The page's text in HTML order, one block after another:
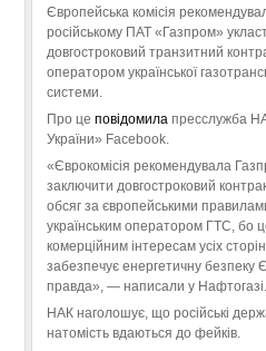
Європейська комісія
російському ПАТ «Газпром»
довгостроковий транзитний
оператором української
системи.
Про це повідомила пресслужба
України» Facebook.
«Єврокомісія рекомендувала
заключити довгостроковий
обсяг за європейськими
українським оператором ГТС, бо
комерційним інтересам усіх
забезпечує енергетичну безпеку
правда», — написали у Нафтогазі.
НАК наголошує, що російські
натомість вдаються до фейків.